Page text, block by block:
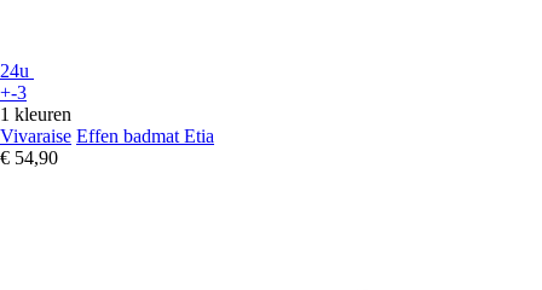
24u
+-3
1 kleuren
Vivaraise Effen badmat Etia
€ 54,90